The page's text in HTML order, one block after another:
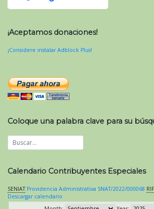
¡Aceptamos donaciones!
¡Considere instalar Adblock Plus!
Coloque una palabra clave para su
Calendario Contribuyentes Especiales
SENIAT Providencia Administrativa SNAT/2022/000068 RIF
Descargar calendario